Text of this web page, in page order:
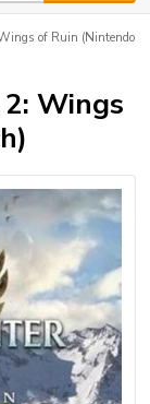
of Ruin (Nintendo
Wings